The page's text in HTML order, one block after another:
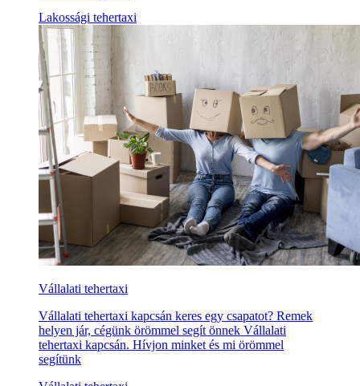
Lakossági tehertaxi
Vállalati tehertaxi
Vállalati tehertaxi kapcsán keres egy csapatot? Remek
helyen jár, cégünk örömmel segít önnek Vállalati
tehertaxi kapcsán. Hívjon minket és mi örömmel
segítünk